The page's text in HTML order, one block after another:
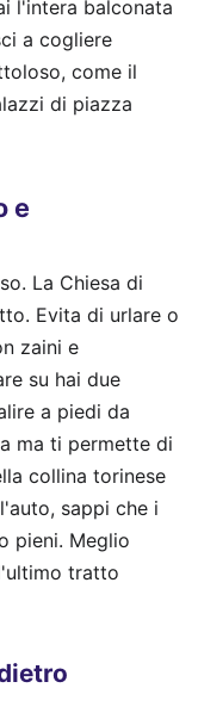
l'intera balconata
a cogliere
come il
di piazza
e
La Chiesa di
Evita di urlare o
zaini e
su hai due
a piedi da
ma ti permette di
collina torinese
sappi che i
pieni. Meglio
tratto